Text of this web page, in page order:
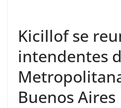
Kicillof se
intendentes
Buenos Aires